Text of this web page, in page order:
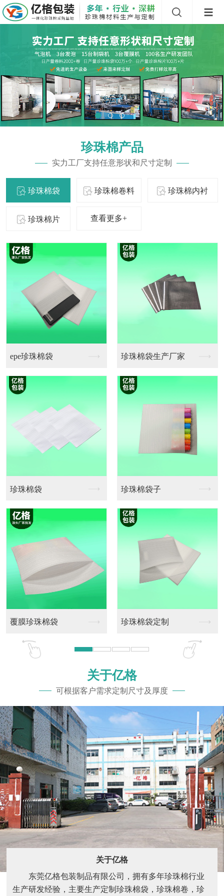
珍珠棉产品
实力工厂支持任意形状和尺寸定制
珍珠棉袋 珍珠棉卷料 珍珠棉内衬
珍珠棉片 查看更多+
珍珠棉袋生产厂家
珍珠棉袋子
珍珠棉袋定制
珍珠棉卷料厂
pe珍珠棉卷料
珍珠棉卷料定做
关于亿格
可根据客户需求定制尺寸及厚度
关于亿格
东莞亿格包装制品有限公司，拥有多年珍珠棉行业
生产研发经验，主要生产定制珍珠棉袋，珍珠棉卷，珍